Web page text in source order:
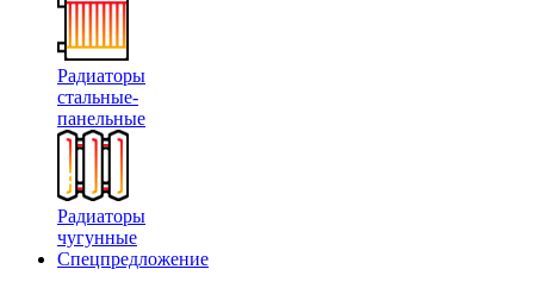
Радиаторы
стальные-
панельные
Радиаторы
чугунные
Спецпредложение